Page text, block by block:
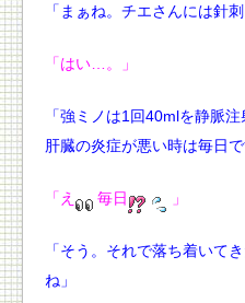
「まぁね。チエさんには針
「はい…。」
「強ミノは1回40mlを静脈
肝臓の炎症が悪い時は毎日で
「え 毎日 」
「そう。それで落ち着いて
ね」